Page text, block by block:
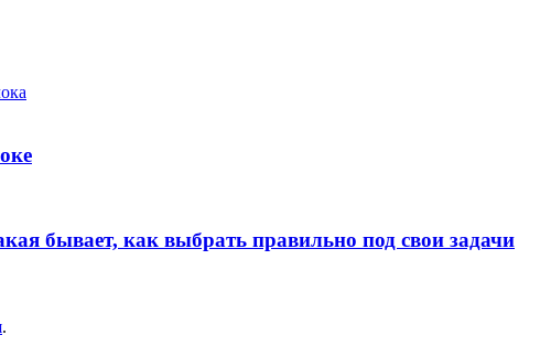
бывает, как выбрать правильно под свои задачи
.